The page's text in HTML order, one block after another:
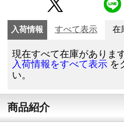
入荷情報 すべて表示 在
現在すべて在庫があります
入荷情報をすべて表示 を
い。
商品紹介